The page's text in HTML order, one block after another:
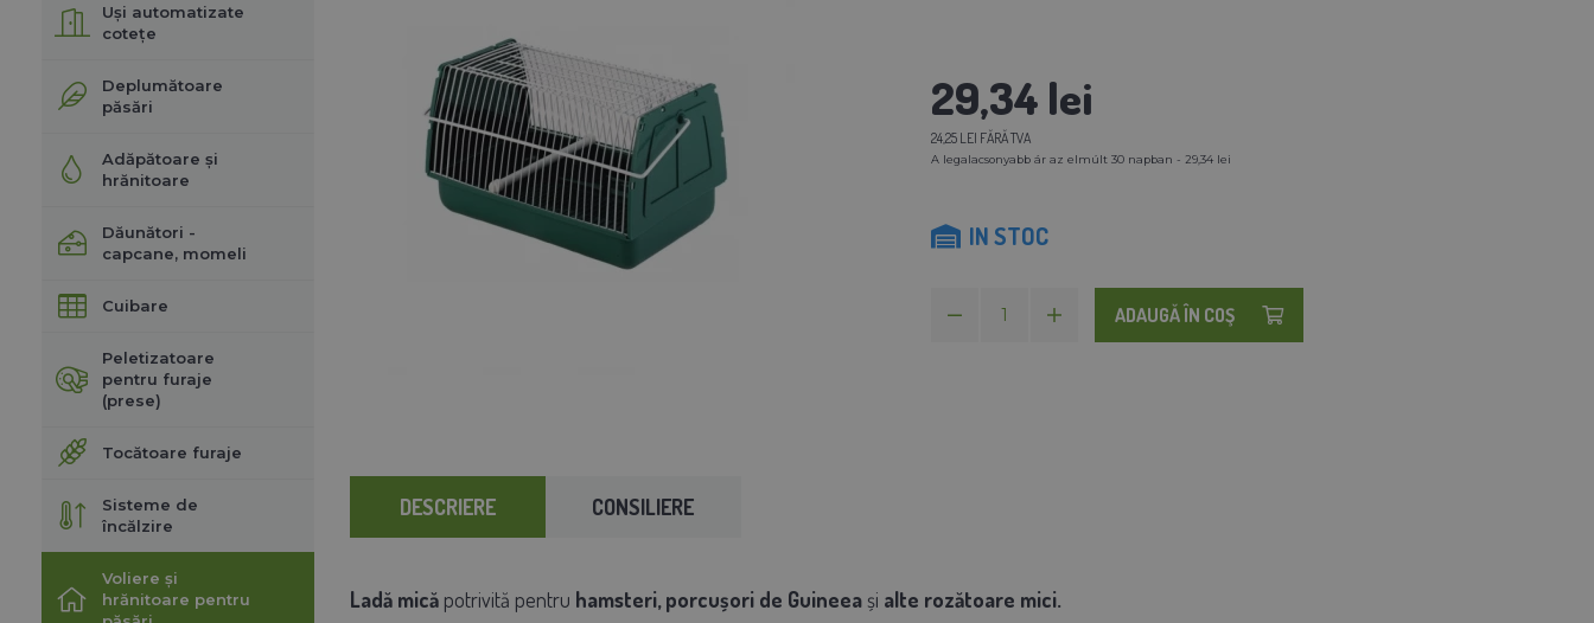
Uși automatizate
cotețe
Deplumătoare
păsări
Adăpătoare și
hrănitoare
Dăunători -
capcane, momeli
Cuibare
Peletizatoare
pentru furaje
(prese)
Tocătoare furaje
Sisteme de
încălzire
Voliere și
hrănitoare pentru
29,34 lei
24,25 LEI FĂRĂ TVA
A legalacsonyabb ár az elmúlt 30 napban - 29,34 lei
IN STOC
ADAUGĂ ÎN COŞ
DESCRIERE CONSILIERE
Ladă micăpotrivită pentru hamsteri, porcușori de Guineeași alte rozătoare mici.